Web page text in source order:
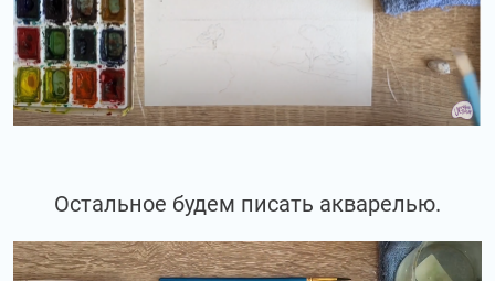
Остальное будем писать акварелью.